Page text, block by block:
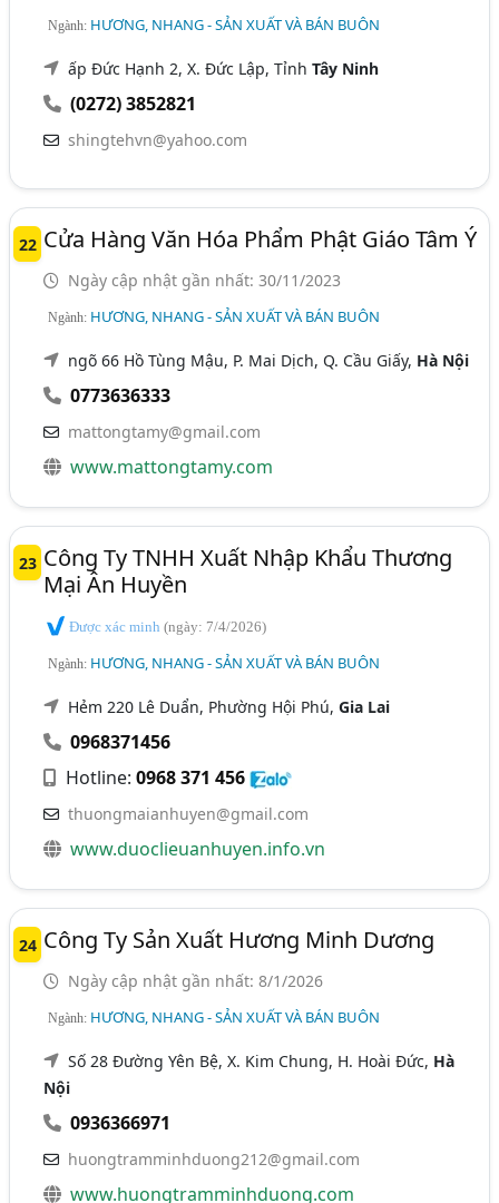
Ngành: HƯƠNG, NHANG - SẢN XUẤT VÀ BÁN BUÔN
ấp Đức Hạnh 2, X. Đức Lập, TỉnhTây Ninh
(0272) 3852821
shingtehvn@yahoo.com
22 Cửa Hàng Văn Hóa Phẩm Phật Giáo Tâm Ý
Ngày cập nhật gần nhất: 30/11/2023
Ngành: HƯƠNG, NHANG - SẢN XUẤT VÀ BÁN BUÔN
ngõ 66 Hồ Tùng Mậu, P. Mai Dịch, Q. Cầu Giấy, Hà Nội
0773636333
mattongtamy@gmail.com
www.mattongtamy.com
23 Công Ty TNHH Xuất Nhập Khẩu Thương
Mại Ân Huyền
Được xác minh(ngày: 7/4/2026)
Ngành: HƯƠNG, NHANG - SẢN XUẤT VÀ BÁN BUÔN
Hẻm 220 Lê Duẩn, Phường Hội Phú,Gia Lai
0968371456
Hotline:0968 371 456
thuongmaianhuyen@gmail.com
www.duoclieuanhuyen.info.vn
24 Công Ty Sản Xuất Hương Minh Dương
Ngày cập nhật gần nhất: 8/1/2026
Ngành: HƯƠNG, NHANG - SẢN XUẤT VÀ BÁN BUÔN
Số 28 Đường Yên Bệ, X. Kim Chung, H. Hoài Đức, Hà
Nội
0936366971
huongtramminhduong212@gmail.com
www.huongtramminhduong.com